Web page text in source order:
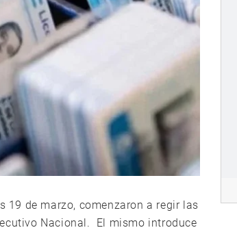
19 de marzo, comenzaron a regir las
Nacional. El mismo introduce